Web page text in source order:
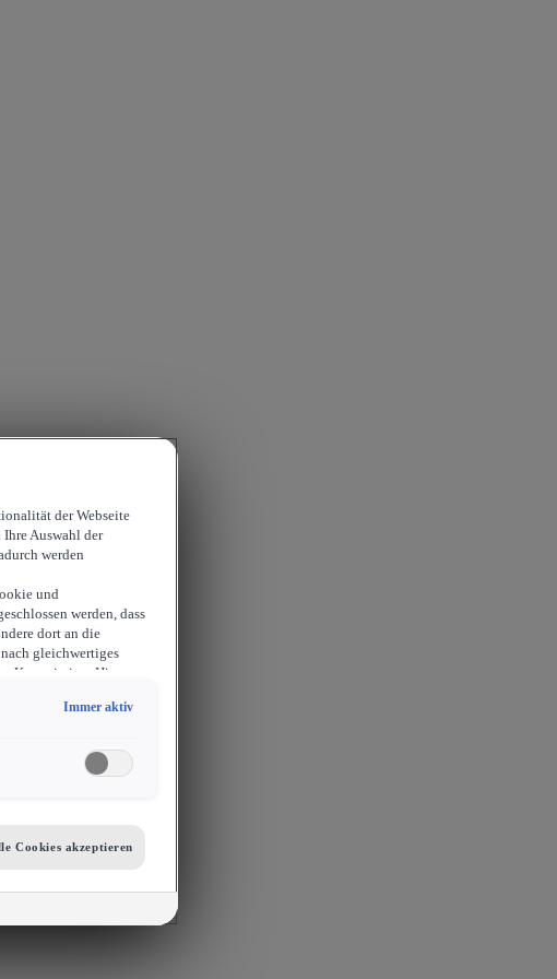
der Webseite
Auswahl der
werden
und
werden, dass
dort an die
gleichwertiges
Kommission. Hieraus
ausgeschlossen
Notwendige
auch für
Einstellungen am
Link auf unsere
Betriebs, Porsche
Immer aktiv
Cookies akzeptieren